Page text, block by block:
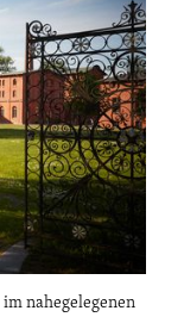
nahegelegenen